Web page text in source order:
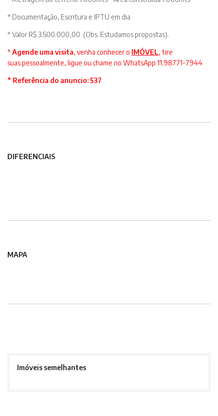
* Documentação, Escritura e IPTU em dia
* Valor R$ 3.500.000,00 (Obs. Estudamos propostas).
*Agende uma visita, venha conhecer o IMÓVEL, tire
suas pessoalmente, ligue ou chame no WhatsApp 11.98771-7944
* Referência do anuncio: 537
DIFERENCIAIS
MAPA
Imóveis semelhantes